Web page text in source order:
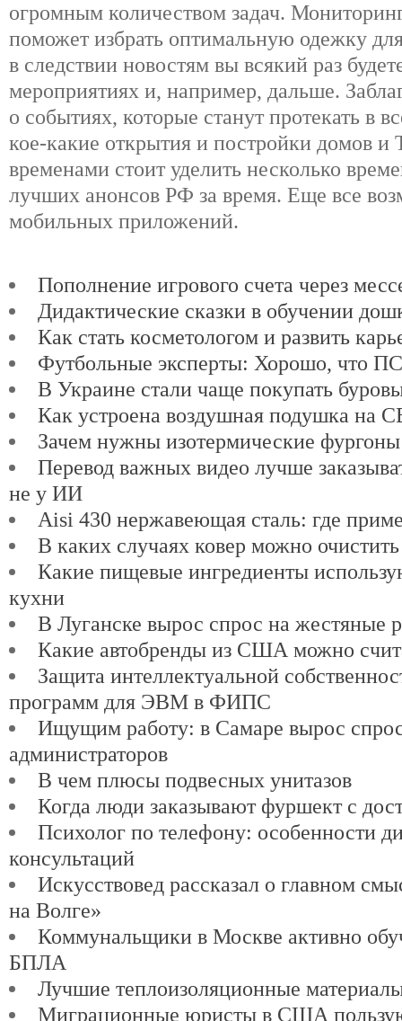
огромным количеством задач.
поможет избрать оптимальную одежку
в следствии новостям вы всякий раз
мероприятиях и, например, дальше.
о событиях, которые станут протекать в
кое-какие открытия и постройки домов и
временами стоит уделить несколько
лучших анонсов РФ за время. Еще все
мобильных приложений.
Пополнение игрового счета через
Дидактические сказки в обучении
Как стать косметологом и развить
Футбольные эксперты: Хорошо, что
В Украине стали чаще покупать
Как устроена воздушная подушка на
Зачем нужны изотермические фургоны
Перевод важных видео лучше
не у ИИ
Aisi 430 нержавеющая сталь: где
В каких случаях ковер можно
Какие пищевые ингредиенты
кухни
В Луганске вырос спрос на жестяные
Какие автобренды из США можно
Защита интеллектуальной
программ для ЭВМ в ФИПС
Ищущим работу: в Самаре вырос
администраторов
В чем плюсы подвесных унитазов
Когда люди заказывают фуршект с
Психолог по телефону: особенности
консультаций
Искусствовед рассказал о главном
на Волге»
Коммунальщики в Москве активно
БПЛА
Лучшие теплоизоляционные
Миграционные юристы в США